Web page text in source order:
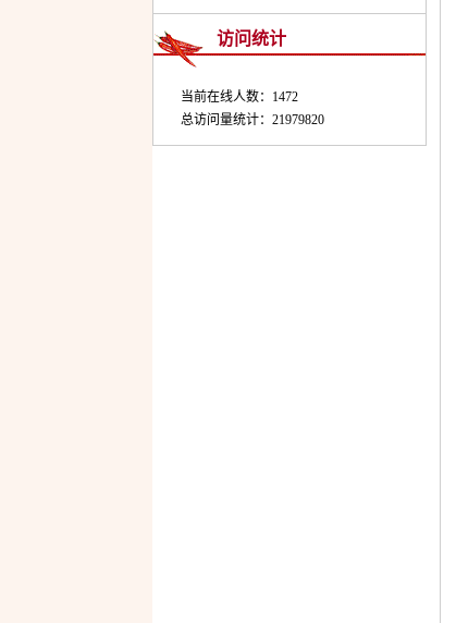
访问统计
当前在线人数：1472
总访问量统计：21979820